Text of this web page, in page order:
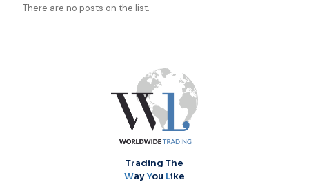
There are no posts on the list.
Trading The
WayYou Like